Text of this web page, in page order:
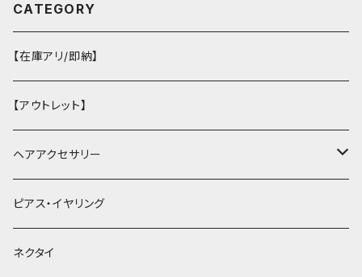
CATEGORY
【在庫アリ/即納】
【アウトレット】
ヘアアクセサリー
ヘアクリップ
ヘッドドレス・カチューシャ
ピアス・イヤリング
ネクタイ